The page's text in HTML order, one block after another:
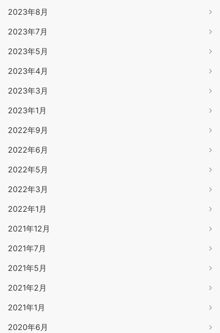
2023年8月
2023年7月
2023年5月
2023年4月
2023年3月
2023年1月
2022年9月
2022年6月
2022年5月
2022年3月
2022年1月
2021年12月
2021年7月
2021年5月
2021年2月
2021年1月
2020年6月